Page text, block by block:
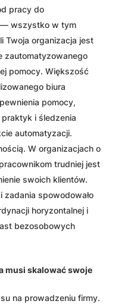
pracy do
— wszystko w tym
Twoja organizacja jest
zautomatyzowanego
pomocy. Większość
biura
pomocy,
i śledzenia
automatyzacji.
W organizacjach o
trudniej jest
swoich klientów.
zadania spowodowało
horyzontalnej i
bezosobowych
musi skalować swoje
na prowadzeniu firmy.